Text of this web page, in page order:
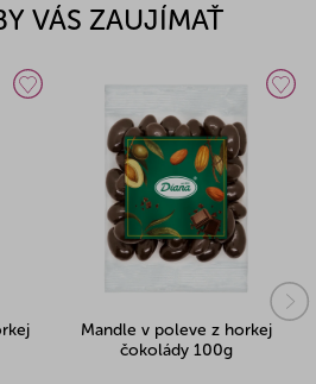
VÁS ZAUJÍMAŤ
Mandle v poleve z horkej
čokolády 100g